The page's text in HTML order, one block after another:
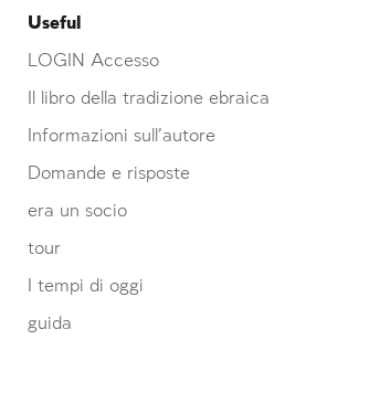
Useful
LOGIN Accesso
Il libro della tradizione ebraica
Informazioni sull’autore
Domande e risposte
era un socio
tour
I tempi di oggi
guida